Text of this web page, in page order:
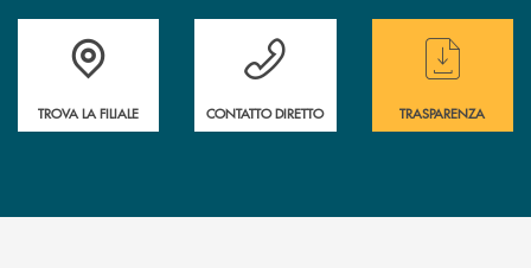
Accedi all' elenco completo delle filiali
TROVA LA FILIALE
Hai bisogno di assistenza immediata ?
CONTATTO DIRETTO
Hai bisogno di
TRASPARENZA